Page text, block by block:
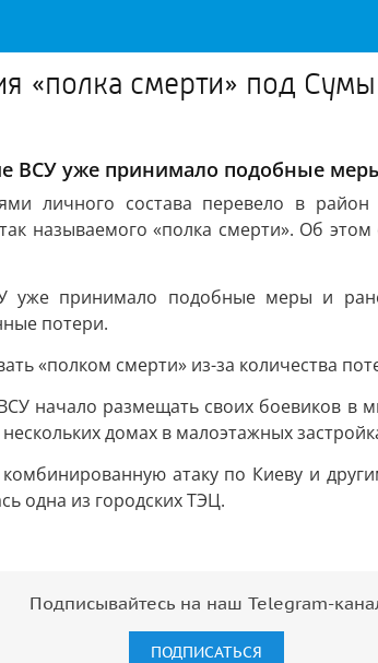
«полка смерти» под Сумы
ВСУ уже принимало подобные
личного состава перевело в
называемого «полка смерти». Об
уже принимало подобные меры и
потери.
«полком смерти» из-за количества
начало размещать своих боевиков в
домах в малоэтажных
комбинированную атаку по Киеву и
одна из городских ТЭЦ.
Подписывайтесь на наш Telegram-
ПОДПИСАТЬСЯ